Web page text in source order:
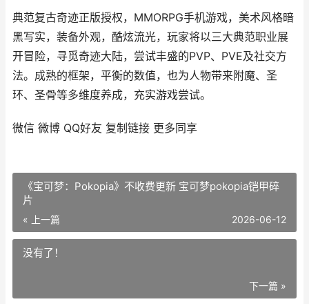
典范复古奇迹正版授权，MMORPG手机游戏，美术风格暗
黑写实，装备外观，酷炫流光，玩家将以三大典范职业展
开冒险，寻觅奇迹大陆，尝试丰盛的PVP、PVE及社交方
法。成熟的框架，平衡的数值，也为人物带来附魔、圣
环、圣骨等多维度养成，充实游戏尝试。
微信 微博 QQ好友 复制链接 更多同享
《宝可梦：Pokopia》不收费更新 宝可梦pokopia铠甲碎
片
« 上一篇 2026-06-12
没有了！
下一篇 »